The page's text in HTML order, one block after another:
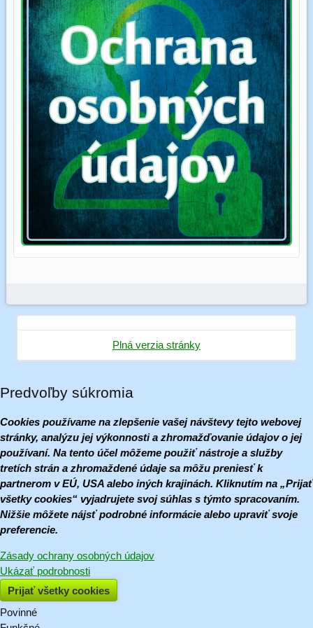
Plná verzia stránky
Predvoľby súkromia
Cookies používame na zlepšenie vašej návštevy tejto webovej
stránky, analýzu jej výkonnosti a zhromažďovanie údajov o jej
používaní. Na tento účel môžeme použiť nástroje a služby
tretích strán a zhromaždené údaje sa môžu preniesť k
partnerom v EÚ, USA alebo iných krajinách. Kliknutím na „Prijať
všetky cookies“ vyjadrujete svoj súhlas s týmto spracovaním.
Nižšie môžete nájsť podrobné informácie alebo upraviť svoje
preferencie.
Zásady ochrany osobných údajov
Ukázať podrobnosti
Prijať všetky cookies
Povinné